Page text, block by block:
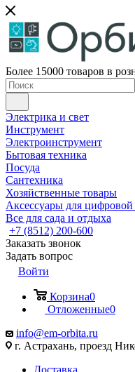
Более 15000 товаров в
Электрика и свет
Инструмент
Электроинструмент
Бытовая техника
Посуда
Сантехника
Хозяйственные товары
Аксессуары для цифровой
Все для сада и отдыха
+7 (8512) 200-600
Заказать звонок
Задать вопрос
Войти
Корзина0
Отложенные0
info@em-orbita.ru
г. Астрахань, проезд
Доставка